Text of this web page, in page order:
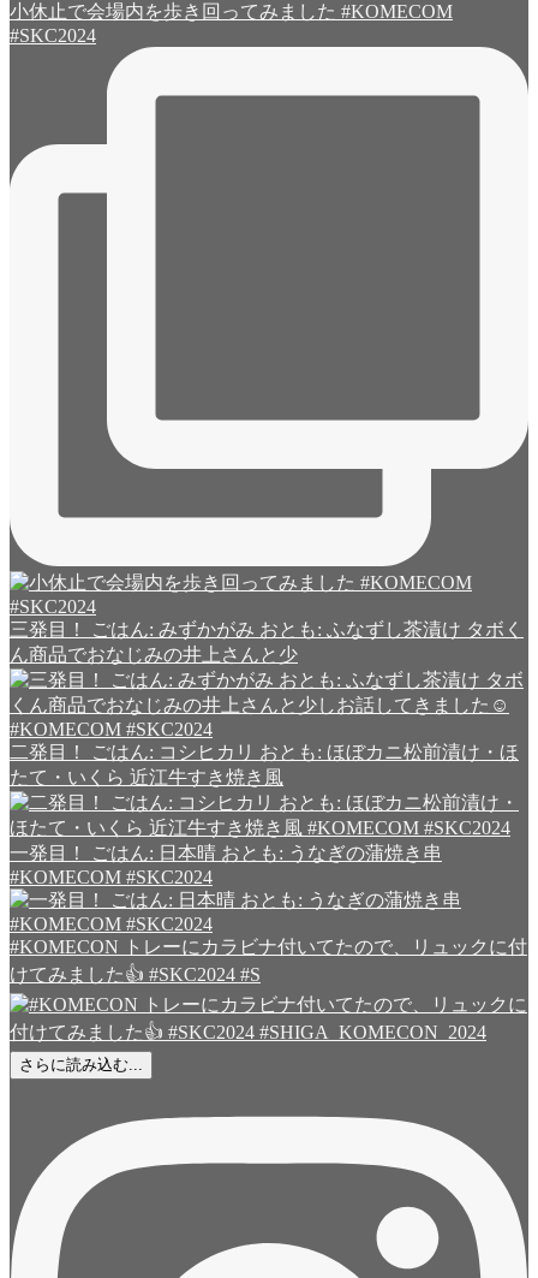
小休止で会場内を歩き回ってみました #KOMECOM
#SKC2024
三発目！ ごはん: みずかがみ おとも: ふなずし茶漬け タボく
ん商品でおなじみの井上さんと少
二発目！ ごはん: コシヒカリ おとも: ほぼカニ松前漬け・ほ
たて・いくら 近江牛すき焼き風
一発目！ ごはん: 日本晴 おとも: うなぎの蒲焼き串
#KOMECOM #SKC2024
#KOMECON トレーにカラビナ付いてたので、リュックに付
けてみました👍 #SKC2024 #S
さらに読み込む...